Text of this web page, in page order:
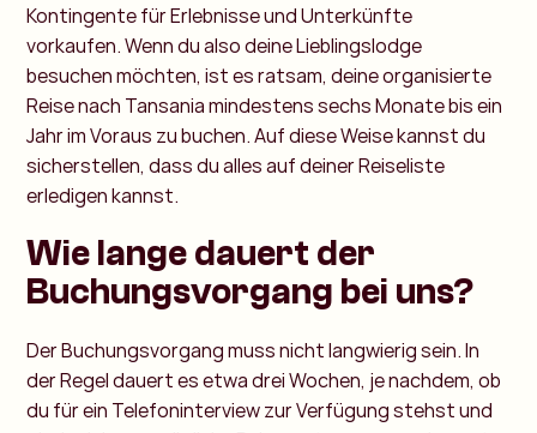
Kontingente für Erlebnisse und Unterkünfte
vorkaufen. Wenn du also deine Lieblingslodge
besuchen möchten, ist es ratsam, deine organisierte
Reise nach Tansania mindestens sechs Monate bis ein
Jahr im Voraus zu buchen. Auf diese Weise kannst du
sicherstellen, dass du alles auf deiner Reiseliste
erledigen kannst.
Wie lange dauert der
Buchungsvorgang bei uns?
Der Buchungsvorgang muss nicht langwierig sein. In
der Regel dauert es etwa drei Wochen, je nachdem, ob
du für ein Telefoninterview zur Verfügung stehst und